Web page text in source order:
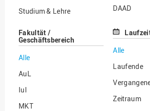
Studium & Lehre
Wissenschaftliche
Qualifizierung
Sonstige Themen
DAAD
Land
Fakultät /
Geschäftsbereich
Alle
AuL
IuI
MKT
Alle
Laufende
Zeitraum